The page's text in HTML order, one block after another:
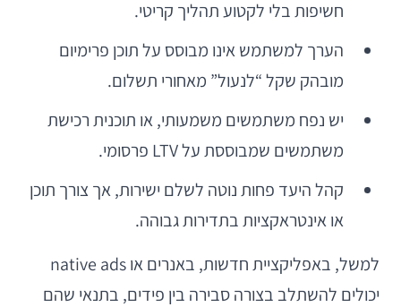
חשיפות בלי לקטוע תהליך קריטי.
הערך למשתמש אינו מבוסס על תוכן פרימיום
מובהק שקל “לנעול” מאחורי תשלום.
יש נפח משתמשים משמעותי, או תוכנית רכישת
משתמשים שמבוססת על LTV פרסומי.
קהל היעד פחות נוטה לשלם ישירות, אך צורך תוכן
או אינטראקציות בתדירות גבוהה.
למשל, באפליקציית חדשות, באנרים או native ads
יכולים להשתלב בצורה סבירה בין פידים, בתנאי שהם